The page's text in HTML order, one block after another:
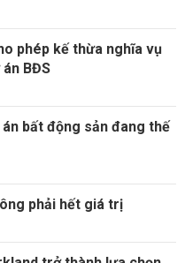
phép kế thừa nghĩa vụ
BĐS
bất động sản đang thế
phải hết giá trị